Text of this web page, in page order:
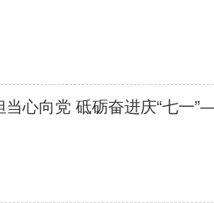
当心向党 砥砺奋进庆“七一